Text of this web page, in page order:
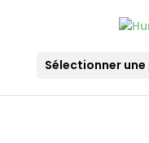
Sélectionner